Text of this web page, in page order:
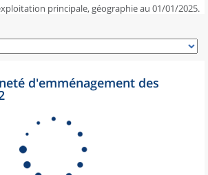
principale, géographie au 01/01/2025.
d'emménagement des